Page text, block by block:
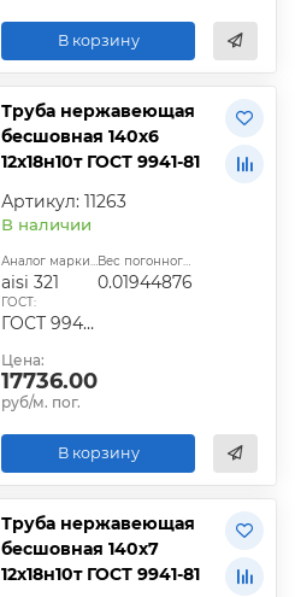
В корзину
Труба нержавеющая
бесшовная 140х6
12х18н10т ГОСТ 9941-81
Артикул: 11263
В наличии
Аналог марки стали:
aisi 321
Вес погонного метра, т.:
0.01944876
ГОСТ:
ГОСТ 9940-81, ГОСТ 9941-81, ГОСТ 24030-80, ГОСТ 10498-82
Цена:
17736.00
руб/м. пог.
В корзину
Труба нержавеющая
бесшовная 140х7
12х18н10т ГОСТ 9941-81